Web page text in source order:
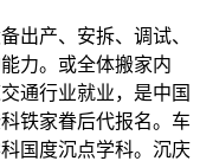
产、安拆、调试、
力。或全体搬家内
通行业就业，是中国
铁家眷后代报名。车
国度沉点学科。沉庆